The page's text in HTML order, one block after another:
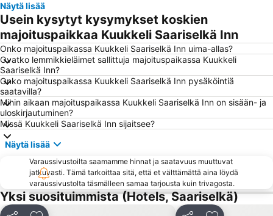
Näytä lisää
Usein kysytyt kysymykset koskien
majoituspaikkaa Kuukkeli Saariselkä Inn
Onko majoituspaikassa Kuukkeli Saariselkä Inn uima-allas?
Ovatko lemmikkieläimet sallittuja majoituspaikassa Kuukkeli
Saariselkä Inn?
Onko majoituspaikassa Kuukkeli Saariselkä Inn pysäköintiä
saatavilla?
Mihin aikaan majoituspaikassa Kuukkeli Saariselkä Inn on sisään- ja
uloskirjautuminen?
Missä Kuukkeli Saariselkä Inn sijaitsee?
Näytä lisää
Varaussivustoilta saamamme hinnat ja saatavuus muuttuvat
jatkuvasti. Tämä tarkoittaa sitä, että et välttämättä aina löydä
varaussivustolta täsmälleen samaa tarjousta kuin trivagosta.
Yksi suosituimmista (Hotels, Saariselkä)